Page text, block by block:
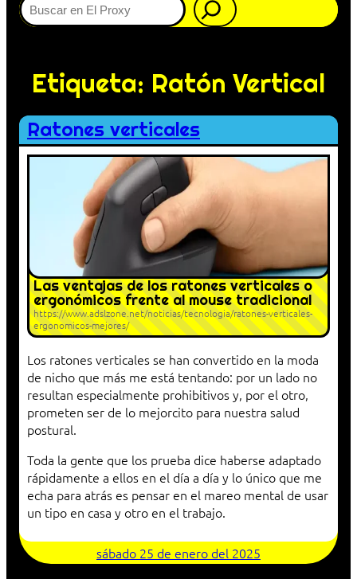
Etiqueta: Ratón Vertical
Ratones verticales
Las ventajas de los ratones verticales o
ergonómicos frente al mouse tradicional
https://www.adslzone.net/noticias/tecnologia/ratones-verticales-
ergonomicos-mejores/
Los ratones verticales se han convertido en la moda
de nicho que más me está tentando: por un lado no
resultan especialmente prohibitivos y, por el otro,
prometen ser de lo mejorcito para nuestra salud
postural.
Toda la gente que los prueba dice haberse adaptado
rápidamente a ellos en el día a día y lo único que me
echa para atrás es pensar en el mareo mental de usar
un tipo en casa y otro en el trabajo.
sábado 25 de enero del 2025